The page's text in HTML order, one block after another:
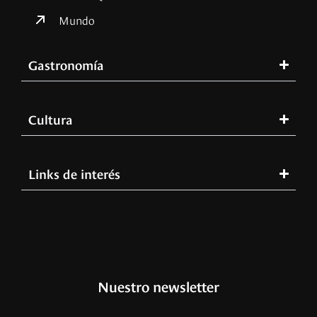
Mundo
Gastronomía
Cultura
Links de interés
Nuestro newsletter